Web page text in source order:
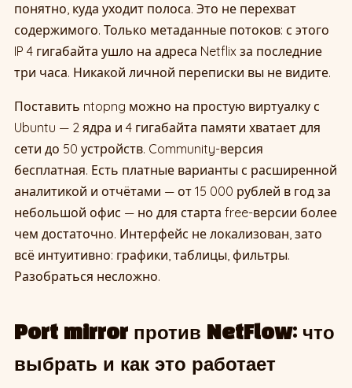
понятно, куда уходит полоса. Это не перехват
содержимого. Только метаданные потоков: с этого
IP 4 гигабайта ушло на адреса Netflix за последние
три часа. Никакой личной переписки вы не видите.
Поставить ntopng можно на простую виртуалку с
Ubuntu — 2 ядра и 4 гигабайта памяти хватает для
сети до 50 устройств. Community-версия
бесплатная. Есть платные варианты с расширенной
аналитикой и отчётами — от 15 000 рублей в год за
небольшой офис — но для старта free-версии более
чем достаточно. Интерфейс не локализован, зато
всё интуитивно: графики, таблицы, фильтры.
Разобраться несложно.
Port mirror против NetFlow: что
выбрать и как это работает